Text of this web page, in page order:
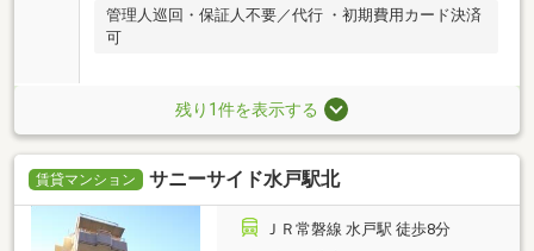
管理人巡回・保証人不要／代行 ・初期費用カード決済
可
残り1件を表示する
賃貸マンション サニーサイド水戸駅北
ＪＲ常磐線 水戸駅 徒歩8分